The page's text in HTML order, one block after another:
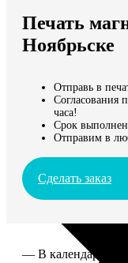
Мы доставляем по
Продолжить без
Печать
Ноябрьске
Отправь в
Согласования
часа!
Срок
Отправим в
Сделать заказ
— В календаре 13